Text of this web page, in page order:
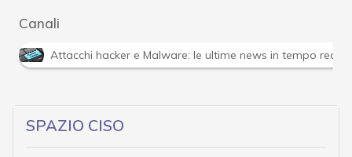
Canali
Attacchi hacker e Malware: le ultime news in tempo
SPAZIO CISO